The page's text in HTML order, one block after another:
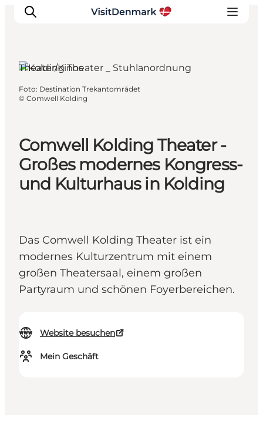
Inspiration
Unterkünfte
Reiseplanung
Comwell Kolding Theater -
Großes modernes Kongress-
und Kulturhaus in Kolding
Das Comwell Kolding Theater ist ein
modernes Kulturzentrum mit einem
großen Theatersaal, einem großen
Partyraum und schönen Foyerbereichen.
Website besuchen
Mein Geschäft
Theater/Kinos
Foto: Destination Trekantområdet
© Comwell Kolding